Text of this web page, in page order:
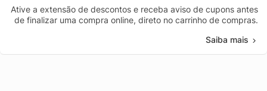
Ative a extensão de descontos e receba aviso de cupons antes
de finalizar uma compra online, direto no carrinho de compras.
Saiba mais